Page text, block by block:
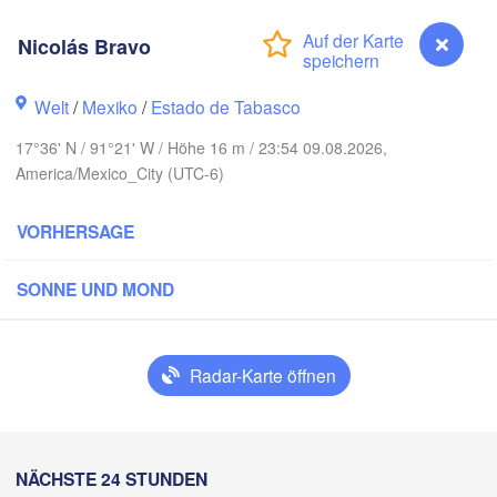
Nicolás Bravo
Welt/Mexiko /Estado de Tabasco
17°36' N / 91°21' W / Höhe 16 m / 23:54 09.08.2026,
America/Mexico_City (UTC-6)
VORHERSAGE
SONNE UND MOND
Radar-Karte öffnen
NÄCHSTE 24 STUNDEN
Campeche
Nicolás Bravo